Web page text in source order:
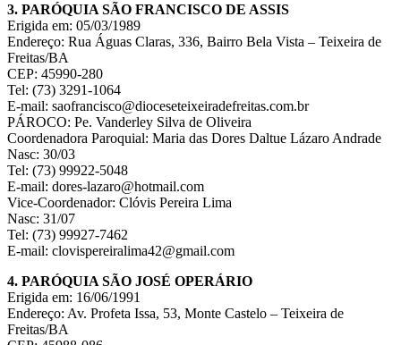
3. PARÓQUIA SÃO FRANCISCO DE ASSIS
Erigida em: 05/03/1989
Endereço: Rua Águas Claras, 336, Bairro Bela Vista – Teixeira de
Freitas/BA
CEP: 45990-280
Tel: (73) 3291-1064
E-mail: saofrancisco@dioceseteixeiradefreitas.com.br
PÁROCO: Pe. Vanderley Silva de Oliveira
Coordenadora Paroquial: Maria das Dores Daltue Lázaro Andrade
Nasc: 30/03
Tel: (73) 99922-5048
E-mail: dores-lazaro@hotmail.com
Vice-Coordenador: Clóvis Pereira Lima
Nasc: 31/07
Tel: (73) 99927-7462
E-mail: clovispereiralima42@gmail.com
4. PARÓQUIA SÃO JOSÉ OPERÁRIO
Erigida em: 16/06/1991
Endereço: Av. Profeta Issa, 53, Monte Castelo – Teixeira de
Freitas/BA